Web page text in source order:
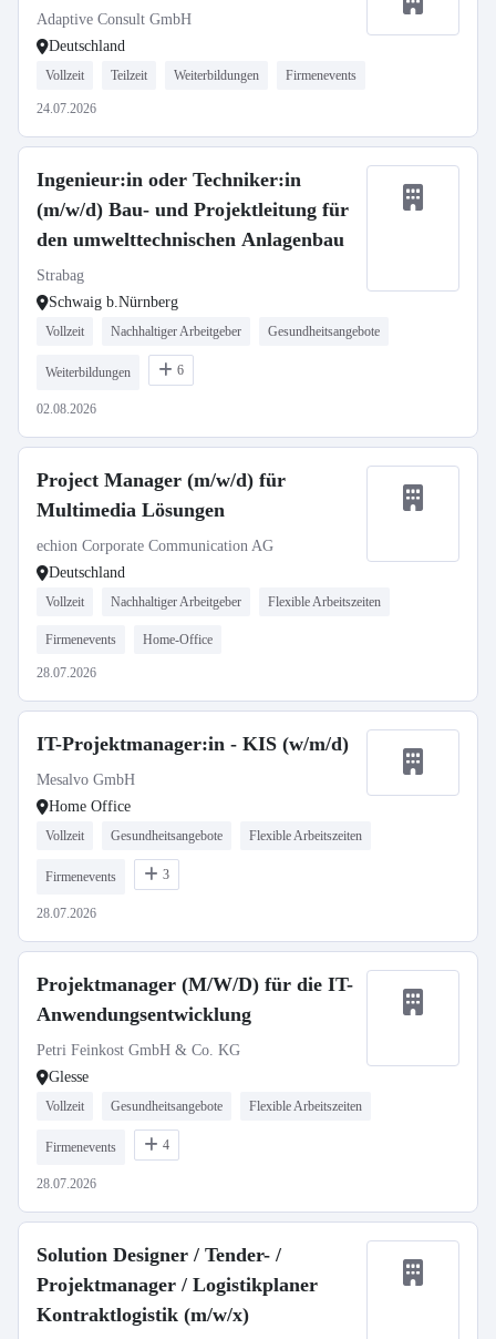
Adaptive Consult GmbH
Deutschland
Vollzeit Teilzeit Weiterbildungen Firmenevents
24.07.2026
Ingenieur:in oder Techniker:in
(m/w/d) Bau- und Projektleitung für
den umwelttechnischen Anlagenbau
Strabag
Schwaig b.Nürnberg
Vollzeit Nachhaltiger Arbeitgeber Gesundheitsangebote
Weiterbildungen 6
02.08.2026
Project Manager (m/w/d) für
Multimedia Lösungen
echion Corporate Communication AG
Deutschland
Vollzeit Nachhaltiger Arbeitgeber Flexible Arbeitszeiten
Firmenevents Home-Office
28.07.2026
IT-Projektmanager:in - KIS (w/m/d)
Mesalvo GmbH
Home Office
Vollzeit Gesundheitsangebote Flexible Arbeitszeiten
Firmenevents 3
28.07.2026
Projektmanager (M/W/D) für die IT-
Anwendungsentwicklung
Petri Feinkost GmbH & Co. KG
Glesse
Vollzeit Gesundheitsangebote Flexible Arbeitszeiten
Firmenevents 4
28.07.2026
Solution Designer / Tender- /
Projektmanager / Logistikplaner
Kontraktlogistik (m/w/x)